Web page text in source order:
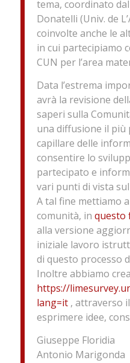
tema, coordinato
Donatelli (Univ. de
coinvolte anche le
in cui partecipiamo
CUN per l’area
Data l’estrema
avrà la revisione
saperi sulla
una diffusione il più
capillare delle
consentire lo
partecipato e
vari punti di vista
A tal fine mettiamo
comunità, in questo
alla versione
iniziale lavoro
di questo processo
Inoltre abbiamo
https://
lang=it, attraverso
esprimere idee,
Giuseppe Floridia
Antonio Marigonda